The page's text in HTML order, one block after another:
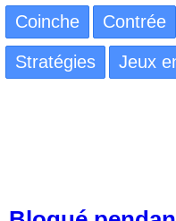
Coinche Contrée
Stratégies Jeux